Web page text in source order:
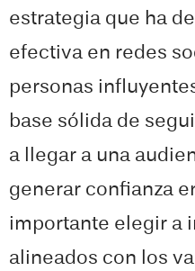
estrategia que ha
efectiva en redes
personas
base sólida de
a llegar a una
generar confianza
importante elegir a
alineados con los